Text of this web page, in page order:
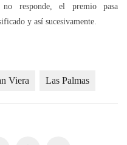
responde, el premio pasa
y así sucesivamente.
Viera Las Palmas